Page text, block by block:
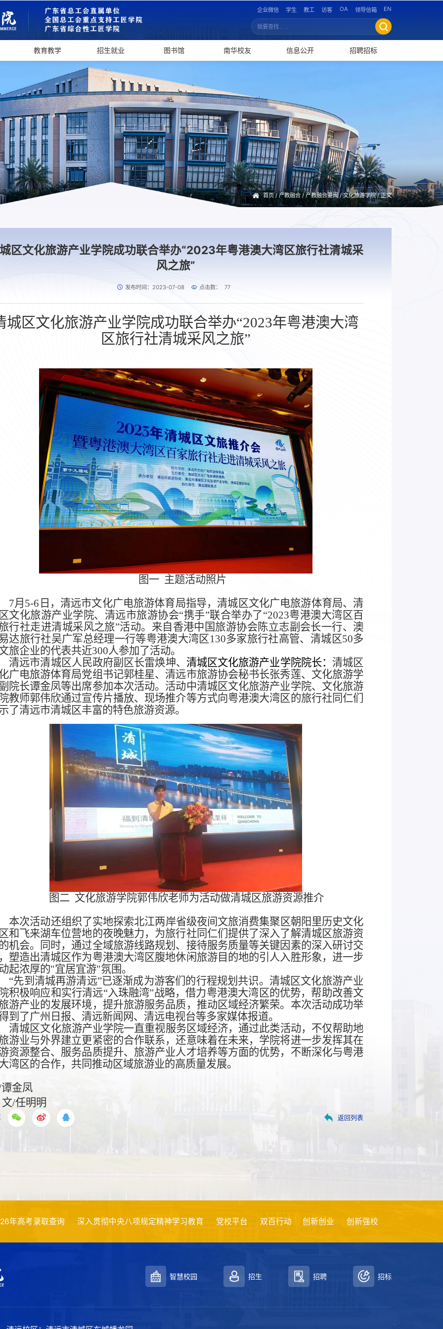
企业微信 学生 教工 访客 OA 领导信箱 EN
教育教学 招生就业 图书馆 南华校友 信息公开 招聘招标
首页/产教融合 /产教融合要闻/文化旅游学院/ 正文
区文化旅游产业学院成功联合举办“2023年粤港澳大湾区旅行社清城采
风之旅”
发布时间：2023-07-08 点击数： 77
城区文化旅游产业学院成功联合举办“2023年粤港澳大湾
区旅行社清城采风之旅”
图一 主题活动照片
7月5-6日，清远市文化广电旅游体育局指导，清城区文化广电旅游体育局、 清
文化旅游产业学院、 清远市旅游协会“携手”联合举办了“2023粤港澳大湾区百
行社走进清城采风之旅”活动。来自香港中国旅游协会陈立志副会长一行、澳
达旅行社吴广军总经理一行等粤港澳大湾区130多家旅行社高管、清城区50多
旅企业的代表共近300人参加了活动。
清远市清城区人民政府副区长雷焕坤、 清城区文化旅游产业学院院长： 清城区
广电旅游体育局党组书记郭桂星、清远市旅游协会秘书长张秀莲、 文化旅游学
院长谭金凤等出席参加本次活动。 活动中清城区文化旅游产业学院、 文化旅游
教师郭伟欣通过宣传片播放、现场推介等方式向粤港澳大湾区的旅行社同仁们
了清远市清城区丰富的特色旅游资源。
图二 文化旅游学院郭伟欣老师为活动做清城区旅游资源推介
本次活动还组织了实地探索北江两岸省级夜间文旅消费集聚区朝阳里历史文化
和飞来湖车位营地的夜晚魅力，为旅行社同仁们提供了深入了解清城区旅游资
机会。同时，通过全域旅游线路规划、接待服务质量等关键因素的深入研讨交
塑造出清城区作为粤港澳大湾区腹地休闲旅游目的地的引人入胜形象，进一步
起浓厚的"宜居宜游"氛围。
“先到清城再游清远”已逐渐成为游客们的行程规划共识。清城区文化旅游产业
积极响应和实行清远“入珠融湾”战略，借力粤港澳大湾区的优势，帮助改善文
游产业的发展环境，提升旅游服务品质，推动区域经济繁荣。 本次活动成功举
到了广州日报、清远新闻网、清远电视台等多家媒体报道。
清城区文化旅游产业学院一直重视服务区域经济， 通过此类活动，不仅帮助地
游业与外界建立更紧密的合作联系，还意味着在未来，学院将进一步发挥其在
资源整合、服务品质提升、旅游产业人才培养等方面的优势，不断深化与粤港
湾区的合作，共同推动区域旅游业的高质量发展。
谭金凤
文/任明明
返回列表
取查询 深入贯彻中央八项规定精神学习教育 党校平台 双百行动 创新创业 创新强校 项目评审
智慧校园 招生 招聘 招标